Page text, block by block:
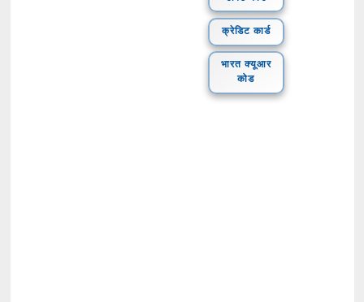
क्रेडिट कार्ड
भारत क्यूआर
कोड